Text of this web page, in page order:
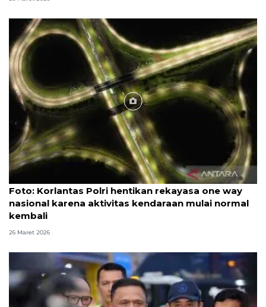
Foto: Korlantas Polri hentikan rekayasa one way
nasional karena aktivitas kendaraan mulai normal
kembali
26 Maret 2026